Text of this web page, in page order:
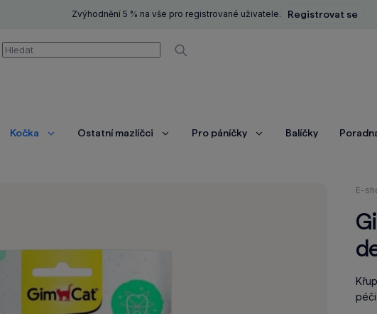
Zvýhodnění 5 % na vše pro registrované uživatele. Registrovat se
Vyhledávání
Vyhledávat
Kočka
ZobrazitOstatní mazlíčci
ZobrazitPro páníčky
ZobrazitBalíčky
zde:
E-
péči.